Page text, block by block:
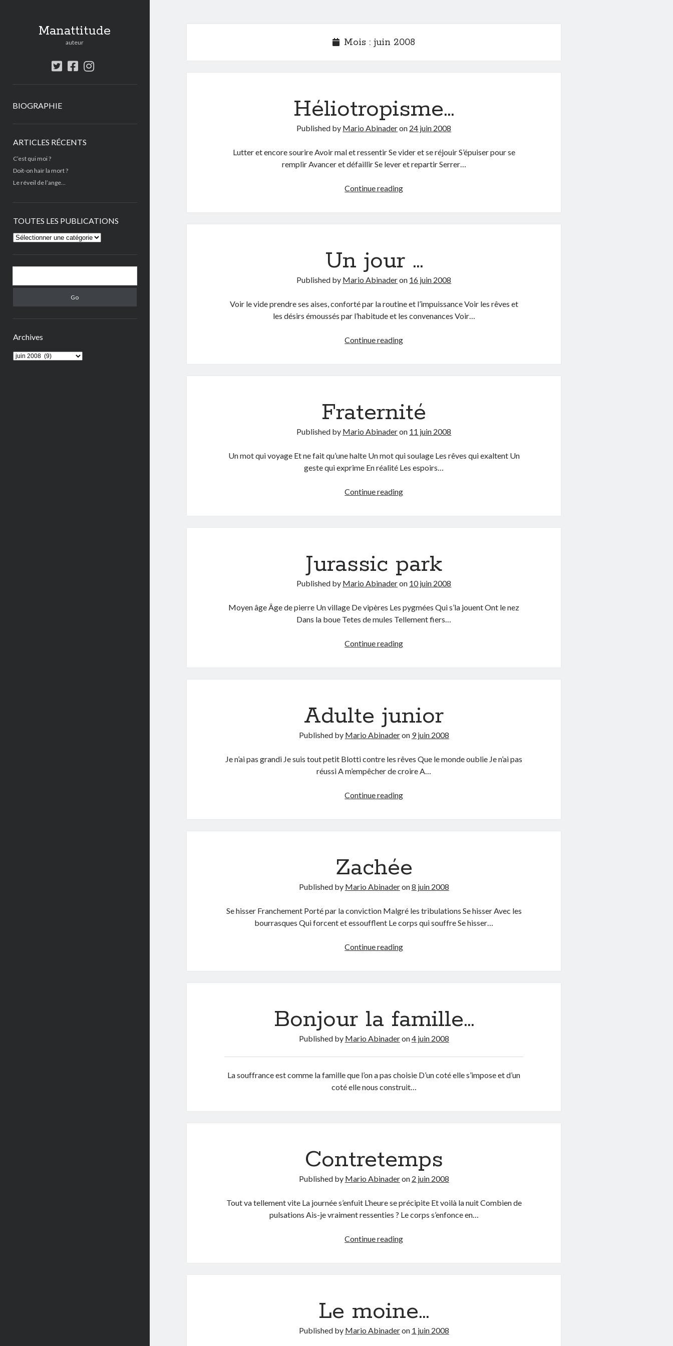
Manattitude
auteur
twitterfacebook
instagram
BIOGRAPHIE
ARTICLES RÉCENTS
C’est qui moi ?
Doit-on haïr la mort ?
Le réveil de l’ange…
TOUTES LES PUBLICATIONS
TOUTES
PUBLICATIONS
Archives
Archives
Mois :juin 2008
Héliotropisme…
Published by Mario Abinaderon 24 juin 2008
Lutter et encore sourire Avoir mal et ressentir Se vider et se réjouir S’épuiser pour se
remplir Avancer et défaillir Se lever et repartir Serrer…
Continue readingHéliotropisme…
Un jour …
Published by Mario Abinaderon 16 juin 2008
Voir le vide prendre ses aises, conforté par la routine et l’impuissance Voir les rêves et
les désirs émoussés par l’habitude et les convenances Voir…
Continue readingUn
Fraternité
Published by Mario Abinaderon 11 juin 2008
Un mot qui voyage Et ne fait qu’une halte Un mot qui soulage Les rêves qui exaltent Un
geste qui exprime En réalité Les espoirs…
Continue readingFraternité
Jurassic park
Published by Mario Abinaderon 10 juin 2008
Moyen âge Âge de pierre Un village De vipères Les pygmées Qui s’la jouent Ont le nez
Dans la boue Tetes de mules Tellement fiers…
Continue readingJurassic
Adulte junior
Published by Mario Abinaderon 9 juin 2008
Je n’ai pas grandi Je suis tout petit Blotti contre les rêves Que le monde oublie Je n’ai pas
réussi A m’empêcher de croire A…
Continue readingAdulte
Zachée
Published by Mario Abinaderon8 juin 2008
Se hisser Franchement Porté par la conviction Malgré les tribulations Se hisser Avec les
bourrasques Qui forcent et essoufflent Le corps qui souffre Se hisser…
Continue readingZachée
Bonjour la famille…
Published by Mario Abinaderon4 juin 2008
La souffrance est comme la famille que l’on a pas choisie D’un coté elle s’impose et d’un
coté elle nous construit…
Contretemps
Published by Mario Abinaderon 2 juin 2008
Tout va tellement vite La journée s’enfuit L’heure se précipite Et voilà la nuit Combien de
pulsations Ais-je vraiment ressenties ? Le corps s’enfonce en…
Continue readingContretemps
Le moine…
Published by Mario Abinaderon 1 juin 2008